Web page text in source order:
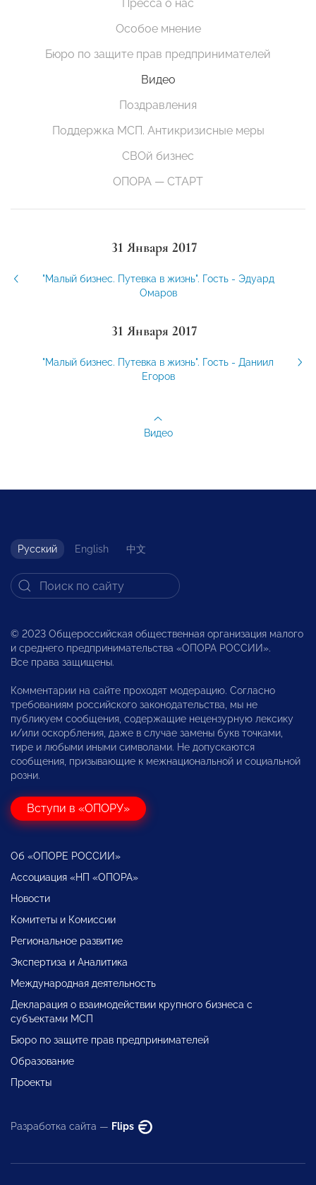
Пресса о нас
Особое мнение
Бюро по защите прав предпринимателей
Видео
Поздравления
Поддержка МСП. Антикризисные меры
СВОй бизнес
ОПОРА — СТАРТ
31 Января 2017
"Малый бизнес. Путевка в жизнь". Гость - Эдуард
Омаров
31 Января 2017
"Малый бизнес. Путевка в жизнь". Гость - Даниил
Егоров
Видео
Русский English 中文
© 2023 Общероссийская общественная организация малого
и среднего предпринимательства «ОПОРА РОССИИ».
Все права защищены.
Комментарии на сайте проходят модерацию. Согласно
требованиям российского законодательства, мы не
публикуем сообщения, содержащие нецензурную лексику
и/или оскорбления, даже в случае замены букв точками,
тире и любыми иными символами. Не допускаются
сообщения, призывающие к межнациональной и социальной
розни.
Вступи в «ОПОРУ»
Об «ОПОРЕ РОССИИ»
Ассоциация «НП «ОПОРА»
Новости
Комитеты и Комиссии
Региональное развитие
Экспертиза и Аналитика
Международная деятельность
Декларация о взаимодействии крупного бизнеса с
субъектами МСП
Бюро по защите прав предпринимателей
Образование
Проекты
Разработка сайта — Flips